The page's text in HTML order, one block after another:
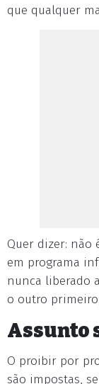
que qualquer
Quer dizer: não
em programa
nunca liberado
o outro
Assunto
O proibir por
são impostas,